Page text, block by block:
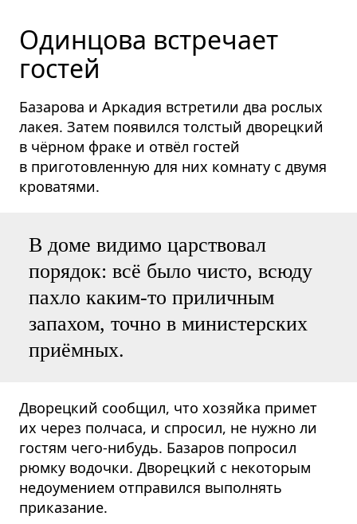
Одинцова встречает
гостей
Базарова и Аркадия встретили два рослых
лакея. Затем появился толстый дворецкий
в чёрном фраке и отвёл гостей
в приготовленную для них комнату с двумя
кроватями.
В доме видимо царствовал
порядок: всё было чисто, всюду
пахло каким-то приличным
запахом, точно в министерских
приёмных.
Дворецкий сообщил, что хозяйка примет
их через полчаса, и спросил, не нужно ли
гостям чего-нибудь. Базаров попросил
рюмку водочки. Дворецкий с некоторым
недоумением отправился выполнять
приказание.